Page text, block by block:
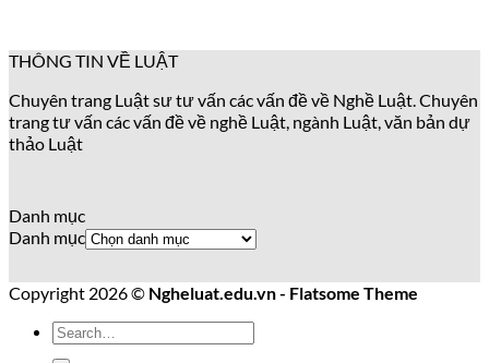
THÔNG TIN VỀ LUẬT
Chuyên trang Luật sư tư vấn các vấn đề về Nghề Luật. Chuyên
trang tư vấn các vấn đề về nghề Luật, ngành Luật, văn bản dự
thảo Luật
Danh mục
Danh mục
Copyright 2026 © Ngheluat.edu.vn - Flatsome Theme